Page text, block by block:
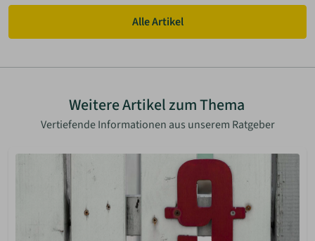
Alle Artikel
Weitere Artikel zum Thema
Vertiefende Informationen aus unserem Ratgeber